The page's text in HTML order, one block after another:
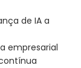
de IA a
empresarial